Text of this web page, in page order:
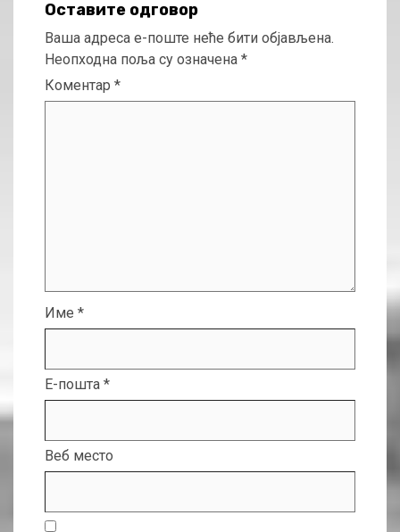
Оставите одговор
Ваша адреса е-поште неће бити објављена.
Неопходна поља су означена *
Коментар *
Име *
Е-пошта *
Веб место